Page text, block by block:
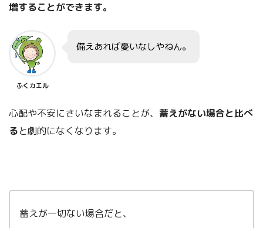
増することができます。
ふくカエル
備えあれば憂いなしやねん。
心配や不安にさいなまれることが、 蓄えがない場合と比べ
ると劇的になくなります。
蓄えが一切ない場合だと、